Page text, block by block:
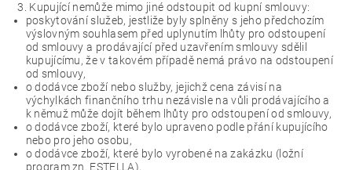
Kupující nemůže mimo jiné odstoupit od kupní smlouvy:
poskytování služeb, jestliže byly splněny s jeho předchozím
výslovným souhlasem před uplynutím lhůty pro odstoupení
od smlouvy a prodávající před uzavřením smlouvy sdělil
kupujícímu, že v takovém případě nemá právo na odstoupení
od smlouvy,
o dodávce zboží nebo služby, jejichž cena závisí na
výchylkách finančního trhu nezávisle na vůli prodávajícího a
k němuž může dojít během lhůty pro odstoupení od smlouvy,
o dodávce zboží, které bylo upraveno podle přání kupujícího
nebo pro jeho osobu,
o dodávce zboží, které bylo vyrobené na zakázku (ložní
program zn. ESTELLA),